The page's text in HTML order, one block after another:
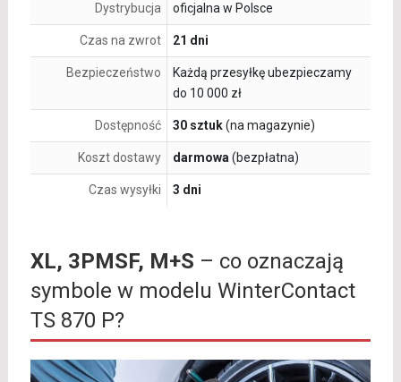
Dystrybucja oficjalna w Polsce
Czas na zwrot 21 dni
Bezpieczeństwo
Każdą przesyłkę ubezpieczamy
do 10 000 zł
Dostępność 30 sztuk(na magazynie)
Koszt dostawy darmowa (bezpłatna)
Czas wysyłki 3 dni
XL, 3PMSF, M+S – co oznaczają
symbole w modelu WinterContact
TS 870 P?